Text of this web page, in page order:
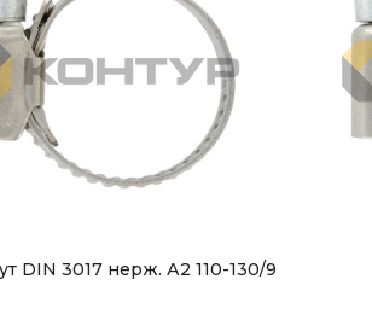
DIN 3017 нерж. А2 110-130/9